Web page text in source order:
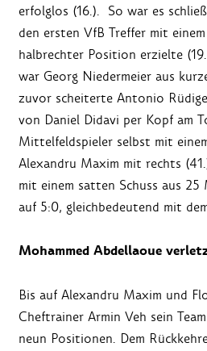
erfolglos (16.). So war es
den ersten VfB Treffer mit einem
halbrechter Position erzielte
war Georg Niedermeier aus
zuvor scheiterte Antonio
von Daniel Didavi per Kopf am
Mittelfeldspieler selbst mit
Alexandru Maxim mit rechts
mit einem satten Schuss aus
auf 5:0, gleichbedeutend mit
Mohammed Abdellaoue
Bis auf Alexandru Maxim und
Cheftrainer Armin Veh sein
neun Positionen. Dem